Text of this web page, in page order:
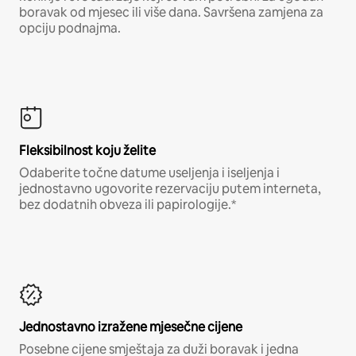
boravak od mjesec ili više dana. Savršena zamjena za
opciju podnajma.
Fleksibilnost koju želite
Odaberite točne datume useljenja i iseljenja i
jednostavno ugovorite rezervaciju putem interneta,
bez dodatnih obveza ili papirologije.*
Jednostavno izražene mjesečne cijene
Posebne cijene smještaja za duži boravak i jedna